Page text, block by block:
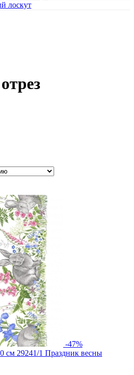
лоскут
-47%
см 29241/1 Праздник весны